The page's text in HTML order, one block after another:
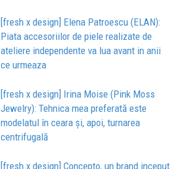
[fresh x design] Elena Patroescu (ELAN):
Piata accesoriilor de piele realizate de
ateliere independente va lua avant in anii
ce urmeaza
[fresh x design] Irina Moise (Pink Moss
Jewelry): Tehnica mea preferată este
modelatul în ceara și, apoi, turnarea
centrifugală
[fresh x design] Concepto, un brand inceput